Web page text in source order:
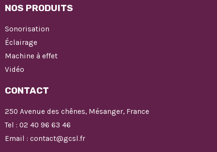
NOS PRODUITS
Sonorisation
Éclairage
Machine à effet
Vidéo
CONTACT
250 Avenue des chênes, Mésanger, France
Tel : 02 40 96 63 46
Email : contact@gcsl.fr